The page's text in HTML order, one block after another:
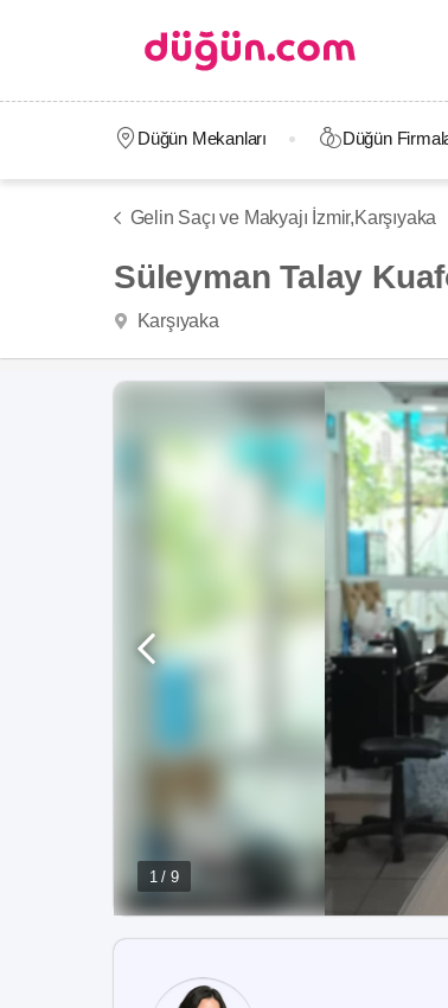
Düğün Mekanları Düğün
Gelin Saçı ve Makyajı İzmir,Karşıyaka
Süleyman Talay
Karşıyaka
1 / 9